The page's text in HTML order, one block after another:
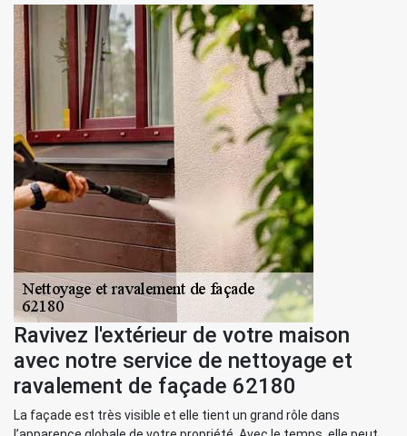
Ravivez l'extérieur de votre maison
avec notre service de nettoyage et
ravalement de façade 62180
La façade est très visible et elle tient un grand rôle dans